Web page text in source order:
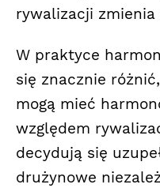
rywalizacji zmienia
W praktyce
się znacznie
mogą mieć
względem
decydują się
drużynowe